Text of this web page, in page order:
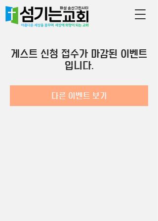
게스트 신청 접수가 마감된 이벤트
입니다.
다른 이벤트 보기